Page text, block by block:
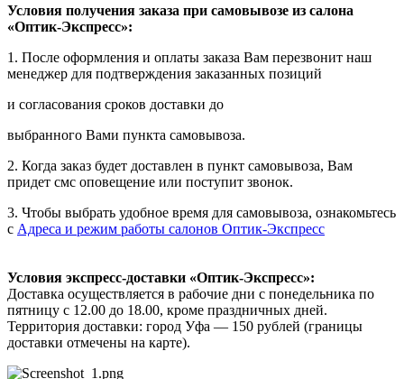
Условия получения заказа при самовывозе из салона
«Оптик-Экспресс»:
1. После оформления и оплаты заказа Вам перезвонит наш
менеджер для подтверждения заказанных позиций
и согласования сроков доставки до
выбранного Вами пункта самовывоза.
2. Когда заказ будет доставлен в пункт самовывоза, Вам
придет смс оповещение или поступит звонок.
3. Чтобы выбрать удобное время для самовывоза, ознакомьтесь
с Адреса и режим работы салонов Оптик-Экспресс
Условия экспресс-доставки «Оптик-Экспресс»:
Доставка осуществляется в рабочие дни с понедельника по
пятницу с 12.00 до 18.00, кроме праздничных дней.
Территория доставки: город Уфа — 150 рублей (границы
доставки отмечены на карте).